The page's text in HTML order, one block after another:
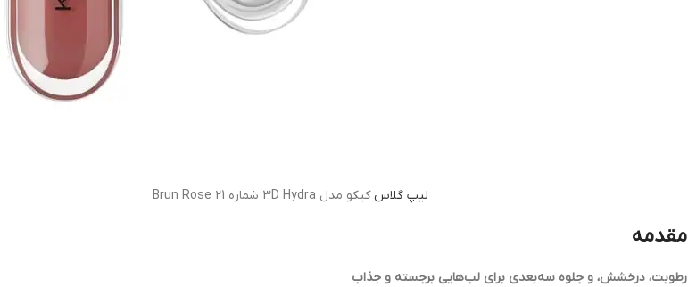
لیپ گلاس کیکو مدل 3D Hydra شماره 21 Brun Rose
مقدمه
رطوبت، درخشش، و جلوه سه‌بعدی برای لب‌هایی برجسته و جذاب